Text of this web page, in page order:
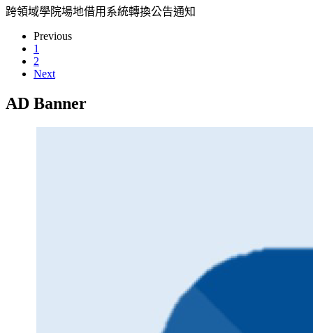
跨領域學院場地借用系統轉換公告通知
Previous
1
2
Next
AD Banner